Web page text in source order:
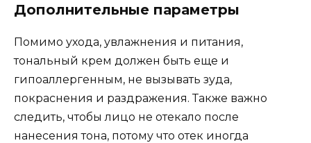
Дополнительные параметры
Помимо ухода, увлажнения и питания,
тональный крем должен быть еще и
гипоаллергенным, не вызывать зуда,
покраснения и раздражения. Также важно
следить, чтобы лицо не отекало после
нанесения тона, потому что отек иногда